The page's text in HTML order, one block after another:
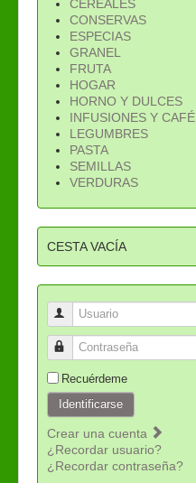
CEREALES
CONSERVAS
ESPECIAS
GRANEL
FRUTA
HOGAR
HORNO Y DULCES
INFUSIONES Y CAFÉ
LEGUMBRES
PASTA
SEMILLAS
VERDURAS
CESTA VACÍA
Usuario
Contraseña
Recuérdeme
Identificarse
Crear una cuenta
¿Recordar usuario?
¿Recordar contraseña?